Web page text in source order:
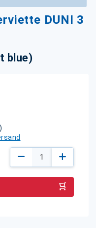
DUNI 3
blue)